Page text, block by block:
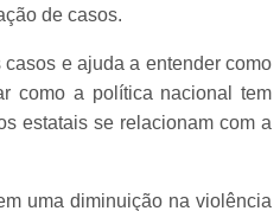
de casos.
e ajuda a entender como
como a política nacional tem
estatais se relacionam com a
uma diminuição na violência